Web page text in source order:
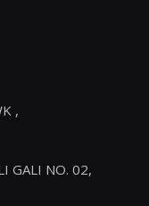
,
GALI NO. 02,